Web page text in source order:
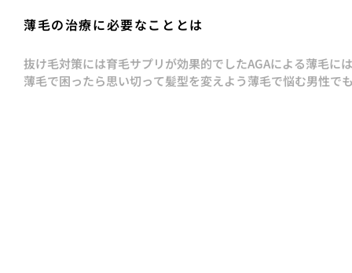
薄毛の治療に必要なこととは
抜け毛対策には育毛サプリが効果的でしたAGAによる薄毛に
薄毛で困ったら思い切って髪型を変えよう薄毛で悩む男性で